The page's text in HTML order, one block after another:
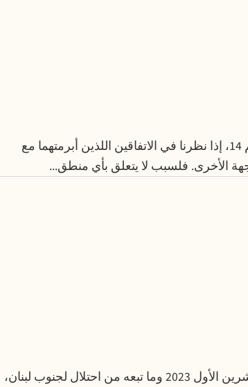
يبدو أن لدى الإدارة الأمريكية نوعاً من التعلّق الخرافي برقم 14، إذا نظرنا في الاتفاقين اللذين أبرمتهما مع
الأخرى. فلسبب لا يتعلق بأي منطق...
إن الاحتلال الذي بدأ في قطاع غزة إثر السابع من أكتوبر/ تشرين الأول 2023 وما تبعه من احتلال لجنوب لبنان،